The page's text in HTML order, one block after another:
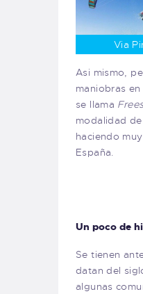
Via
Asi mismo,
maniobras
se llama
modalidad
haciendo
España.
Un poco de
Se tienen
datan del
algunas